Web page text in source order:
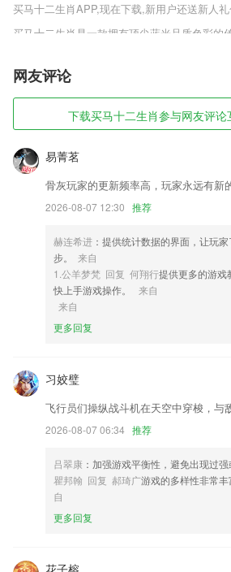
买马十二生肖APP,现在下载,新用户还送新人
买马十二生肖是一款拥有顶尖蓝光品质色彩的
手机游戏，传奇魔幻色彩的神途世界，魅力激
时pk对决还原更加无双的战斗厮杀，神途传世
的战斗对决与体验，将夜神途免费版v3.3精彩
同战斗快感，感兴趣的朋友赶紧来趣趣手游网
买马十二生肖软件特色
1,【余票查询】随时随地掏出手机瞄余票,潇洒
2,收藏功能，可以将想自己认为经典的习题进行
3,【词汇每日一背】升本词汇覆盖全面,即学即
高效背诵
4,手机扫码智能识书，只要使用扫一扫对准纸
子资源；
5,社区聊天：让学生与教师通过社区进行交流
的学习体验
6,签到记录非常方便，迅速查询到管理的功能
1.基于学校官方信息系统的建设，数据准确，
使用体验更加流畅
2.实习评价
3.增加了练习设置，可以利用零散的时间放松
4.了解最全的口算学习的便利，你可以轻松的
5.输入需要搜索的题目内容，就可以快速的获
6.这里押题都是非常的精准，每次学习都可以
网友评论
下载买马十二生肖参与网友评
易菁茗
骨灰玩家的更新频率高，玩家永远有新
2026-08-07 12:30 推荐
赫连希进 ：提供统计数据的界面，让玩
步。
来自
1.公羊梦梵 回复 何翔行提供更多的游戏
快上手游戏操作。
来自
来自
更多回复
习姣璧
飞行员们操纵战斗机在天空中穿梭，与
2026-08-07 06:34 推荐
吕翠康 ：加强游戏平衡性，避免出现过
瞿邦翰 回复 郝琦广游戏的多样性非常丰
自
更多回复
花子榕